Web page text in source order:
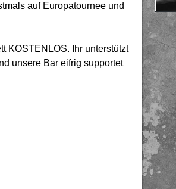
auf Europatournee und
KOSTENLOS. Ihr unterstützt
unsere Bar eifrig supportet